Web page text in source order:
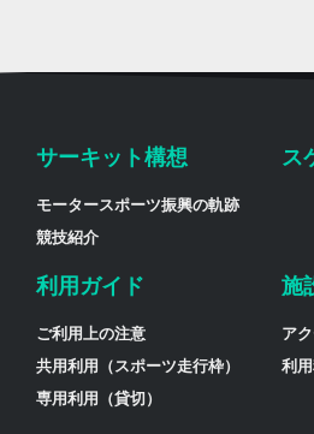
サーキット構想
モータースポーツ振興の軌跡
競技紹介
ス
利用ガイド
ご利用上の注意
共用利用（スポーツ走行枠）
専用利用（貸切）
施
ア
利